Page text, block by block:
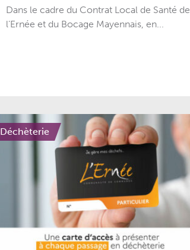
Dans le cadre du Contrat Local de Santé de
l’Ernée et du Bocage Mayennais, en...
Déchèterie